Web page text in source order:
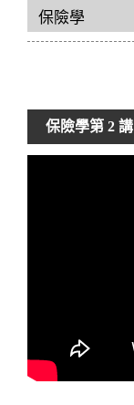
保險學第 2 講